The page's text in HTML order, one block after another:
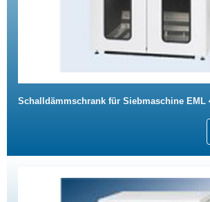
Schalldämmschrank für Siebmaschine EML